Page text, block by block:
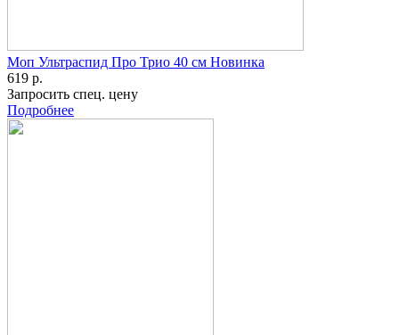
Моп Ультраспид Про Трио 40 см Новинка
619 р.
Запросить спец. цену
Подробнее